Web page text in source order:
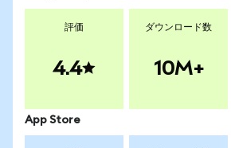
評価
4.4
ダウンロード数
10M+
App Store